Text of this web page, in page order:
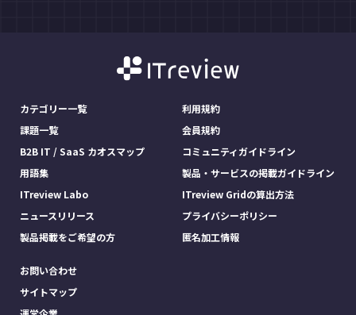
カテゴリー一覧
課題一覧
B2B IT / SaaS カオスマップ
用語集
ITreview Labo
ニュースリリース
製品掲載をご希望の方
利用規約
会員規約
コミュニティガイドライン
製品・サービスの掲載ガイドライン
ITreview Gridの算出方法
プライバシーポリシー
匿名加工情報
お問い合わせ
サイトマップ